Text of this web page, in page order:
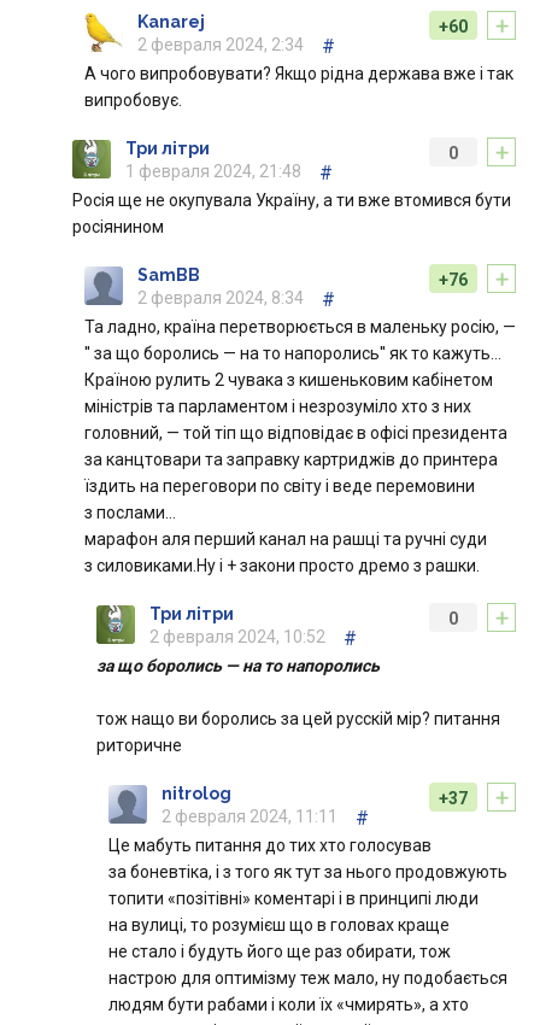
+
+60
Kanarej
2 февраля 2024, 2:34
#
А чого випробовувати? Якщо рідна держава вже і так
випробовує.
+
0
Три літри
1 февраля 2024, 21:48
#
Росія ще не окупувала Україну, а ти вже втомився бути
росіянином
+
+76
SamBB
2 февраля 2024, 8:34
#
Та ладно, країна перетворюється в маленьку росію, —
'' за що боролись — на то напоролись'' як то кажуть…
Країною рулить 2 чувака з кишеньковим кабінетом
міністрів та парламентом і незрозуміло хто з них
головний, — той тіп що відповідає в офісі президента
за канцтовари та заправку картриджів до принтера
їздить на переговори по світу і веде перемовини
з послами…
марафон аля перший канал на рашці та ручні суди
з силовиками.Ну і + закони просто дремо з рашки.
+
0
Три літри
2 февраля 2024, 10:52
#
за що боролись — на то напоролись
тож нащо ви боролись за цей русскій мір? питання
риторичне
+
+37
nitrolog
2 февраля 2024, 11:11
#
Це мабуть питання до тих хто голосував
за боневтіка, і з того як тут за нього продовжують
топити «позітівні» коментарі і в принципі люди
на вулиці, то розумієш що в головах краще
не стало і будуть його ще раз обирати, тож
настрою для оптимізму теж мало, ну подобається
людям бути рабами і коли їх «чмирять», а хто